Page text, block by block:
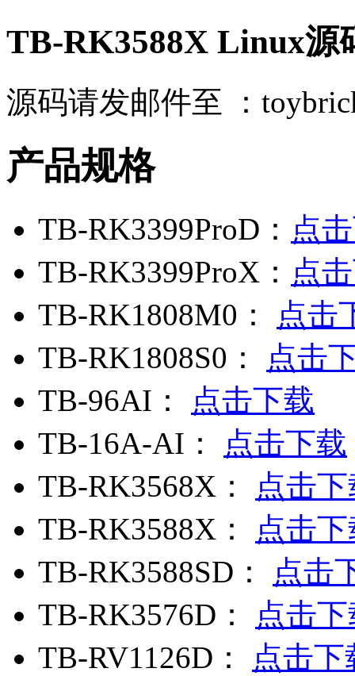
TB-RK3588X Linux源
源码请发邮件至 ：
产品规格
TB-RK3399ProD： 点
TB-RK3399ProX： 点
TB-RK1808M0：
点击
TB-RK1808S0：
点击
TB-96AI：
点击下载
TB-16A-AI：
点击下载
TB-RK3568X：
点击
TB-RK3588X：
点击
TB-RK3588SD：
点击
TB-RK3576D：
点击
TB-RV1126D：
点击下